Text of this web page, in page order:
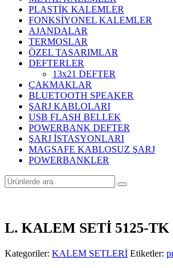
PLASTİK KALEMLER
FONKSİYONEL KALEMLER
AJANDALAR
TERMOSLAR
ÖZEL TASARIMLAR
DEFTERLER
13x21 DEFTER
ÇAKMAKLAR
BLUETOOTH SPEAKER
ŞARJ KABLOLARI
USB FLASH BELLEK
POWERBANK DEFTER
ŞARJ İSTASYONLARI
MAGSAFE KABLOSUZ ŞARJ
POWERBANKLER
L. KALEM SETİ 5125-TK
Kategoriler: KALEM SETLERİ Etiketler: